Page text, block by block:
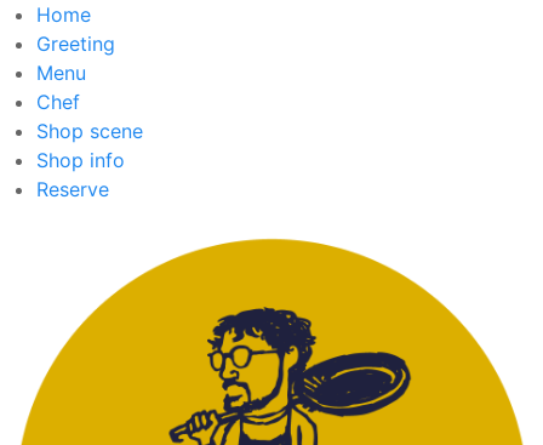
Home
Greeting
Menu
Chef
Shop scene
Shop info
Reserve